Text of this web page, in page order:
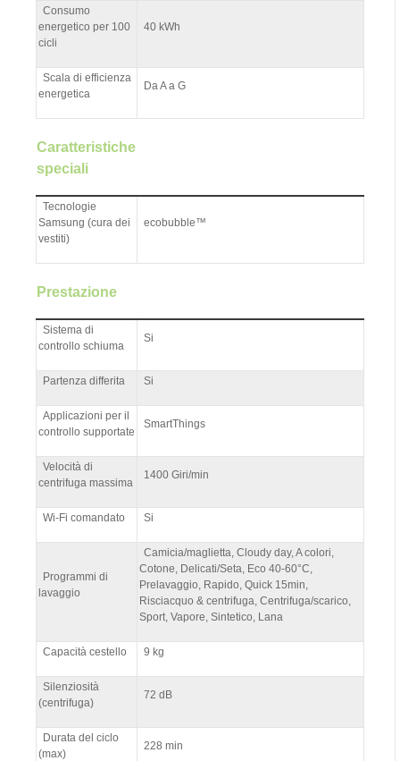
Consumo
energetico per 100
cicli
40 kWh
Scala di efficienza
energetica
Da A a G
Caratteristiche
speciali
Tecnologie
Samsung (cura dei
vestiti)
ecobubble™
Prestazione
Sistema di
controllo schiuma
Si
Partenza differita Si
Applicazioni per il
controllo supportate
SmartThings
Velocità di
centrifuga massima
1400 Giri/min
Wi-Fi comandato Si
Programmi di
lavaggio
Camicia/maglietta, Cloudy day, A colori,
Cotone, Delicati/Seta, Eco 40-60°C,
Prelavaggio, Rapido, Quick 15min,
Risciacquo & centrifuga, Centrifuga/scarico,
Sport, Vapore, Sintetico, Lana
Capacità cestello 9 kg
Silenziosità
(centrifuga)
72 dB
Durata del ciclo
(max)
228 min